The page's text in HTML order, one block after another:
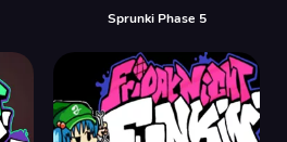
Sprunki Phase 5